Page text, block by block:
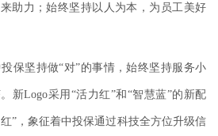
助力；始终坚持以人为本，为员工美好
保坚持做“对”的事情，始终坚持服务小
新Logo采用“活力红”和“智慧蓝”的新配
”，象征着中投保通过科技全方位升级信